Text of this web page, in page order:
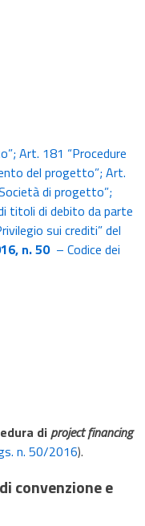
Art. 181 “Procedure
del progetto”; Art.
di progetto”;
titoli di debito da parte
sui crediti” del
n. 50– Codice dei
diproject financing
n. 50/2016).
convenzione e